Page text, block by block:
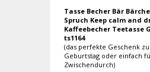
Tasse Becher Bär
Spruch Keep calm and
Kaffeebecher Teetasse
ts1164
(das perfekte Geschenk
Geburtstag oder einfach
Zwischendurch)